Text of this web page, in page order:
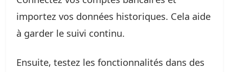
importez vos données historiques. Cela aide
à garder le suivi continu.
Ensuite, testez les fonctionnalités dans des